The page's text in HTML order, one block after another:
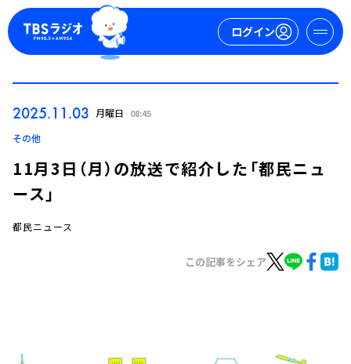
ログイン
2025.11.03 月曜日 08:45
その他
11月3日（月）の放送で紹介した「都民ニュ
ース」
都民ニュース
この記事をシェア